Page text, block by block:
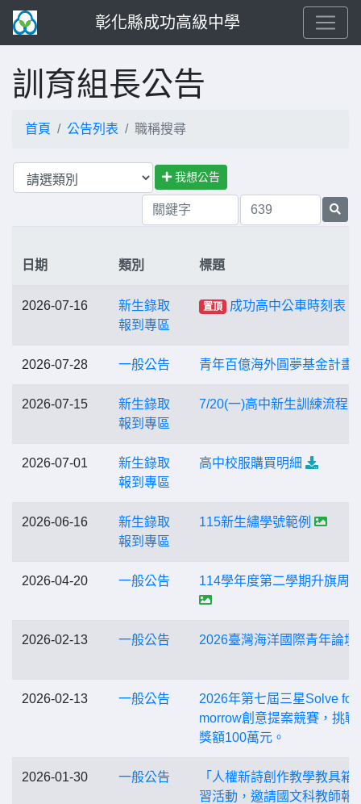
彰化縣成功高級中學
訓育組長公告
首頁 公告列表 職稱搜尋
我想公告
日期 類別 標題
2026-07-16
新生錄取
報到專區
置頂 成功高中公車時刻表
2026-07-28 一般公告 青年百億海外圓夢基金計畫
2026-07-15
新生錄取
報到專區
7/20(一)高中新生訓練流程
2026-07-01
新生錄取
報到專區
高中校服購買明細
2026-06-16
新生錄取
報到專區
115新生繡學號範例
2026-04-20 一般公告 114學年度第二學期升旗周
2026-02-13 一般公告 2026臺灣海洋國際青年論壇
2026-02-13 一般公告
2026年第七屆三星Solve for
morrow創意提案競賽，挑戰
獎額100萬元。
2026-01-30 一般公告
「人權新詩創作教學教具箱
習活動，邀請國文科教師報